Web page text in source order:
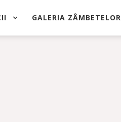
GALERIA ZÂMBETELOR